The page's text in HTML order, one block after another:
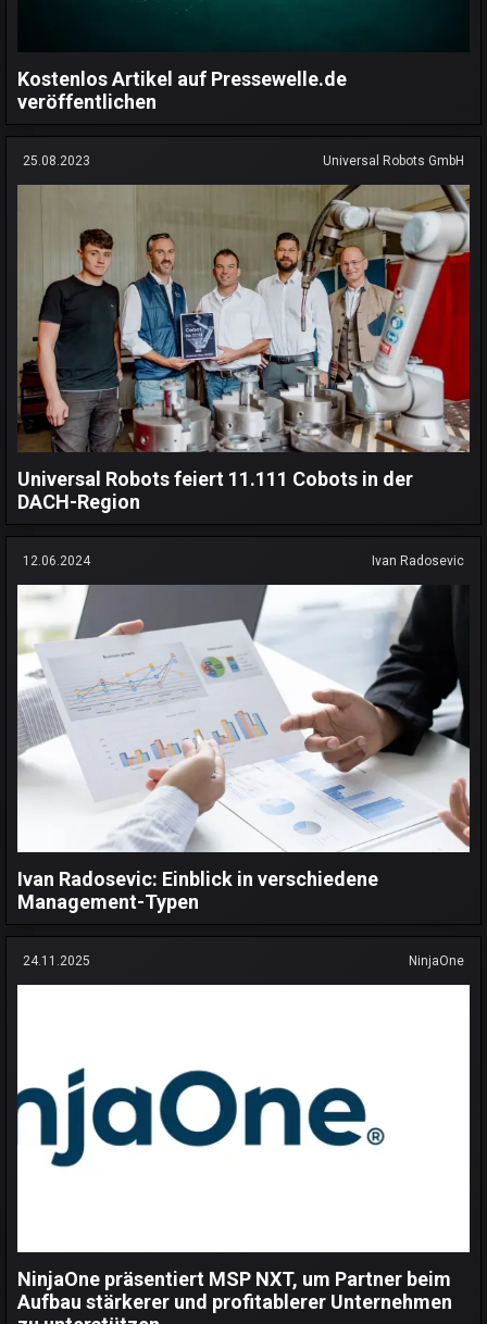
Kostenlos Artikel auf Pressewelle.de
veröffentlichen
25.08.2023 Universal Robots GmbH
Universal Robots feiert 11.111 Cobots in der
DACH-Region
12.06.2024 Ivan Radosevic
Ivan Radosevic: Einblick in verschiedene
Management-Typen
24.11.2025 NinjaOne
NinjaOne präsentiert MSP NXT, um Partner beim
Aufbau stärkerer und profitablerer Unternehmen